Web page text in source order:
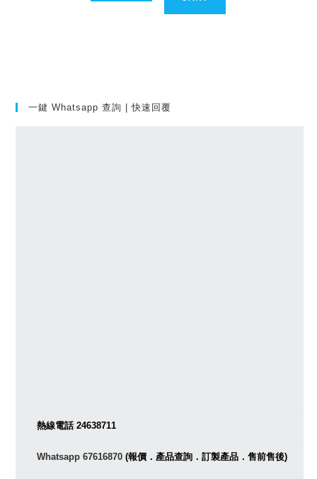
一鍵 Whatsapp 查詢 | 快速回覆
熱線電話 24638711
Whatsapp 67616870 (報價．產品查詢．訂製產品．售前售後)